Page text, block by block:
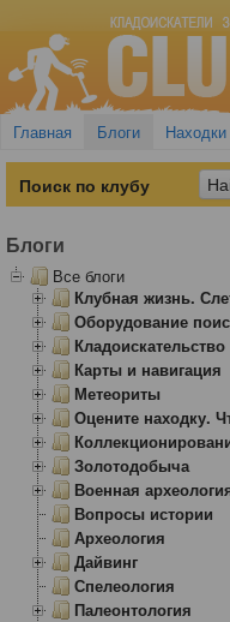
Главная Блоги Находки
Блоги
Все блоги
Клубная жизнь.
Оборудование
Кладоискательство
Карты и навигация
Метеориты
Оцените находку.
Золотодобыча
Военная
Вопросы истории
Археология
Дайвинг
Спелеология
Палеонтология